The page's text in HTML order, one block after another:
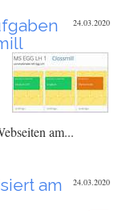
24.03.2020
am...
24.03.2020
am